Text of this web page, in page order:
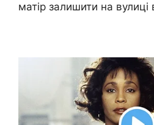
матір залишити на вулиці